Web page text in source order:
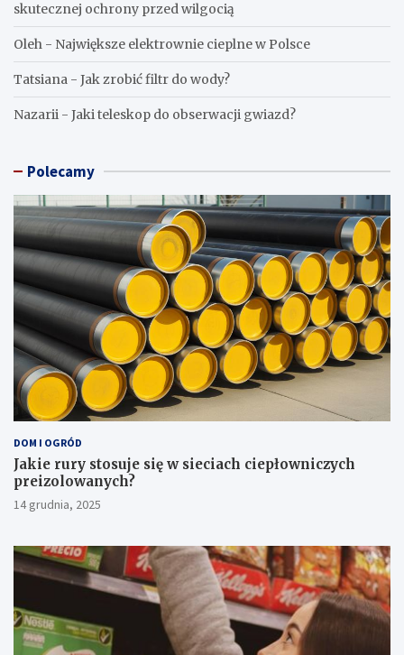
skutecznej ochrony przed wilgocią
Oleh - Największe elektrownie cieplne w Polsce
Tatsiana - Jak zrobić filtr do wody?
Nazarii - Jaki teleskop do obserwacji gwiazd?
Polecamy
DOM I OGRÓD
Jakie rury stosuje się w sieciach ciepłowniczych
preizolowanych?
14 grudnia, 2025